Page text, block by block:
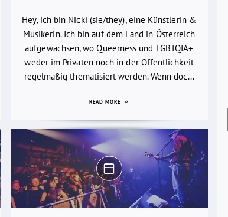
Hey, ich bin Nicki (sie/they), eine Künstlerin &
Musikerin. Ich bin auf dem Land in Österreich
aufgewachsen, wo Queerness und LGBTQIA+
weder im Privaten noch in der Öffentlichkeit
regelmäßig thematisiert werden. Wenn doc...
READ MORE